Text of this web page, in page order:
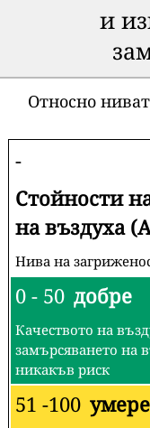
и
Относно
-
Стойности
на въздуха
Нива на
0 - 50 добре
Качеството на
замърсяването на
никакъв риск
51 -100